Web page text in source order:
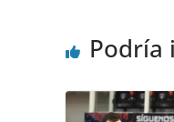
Podría